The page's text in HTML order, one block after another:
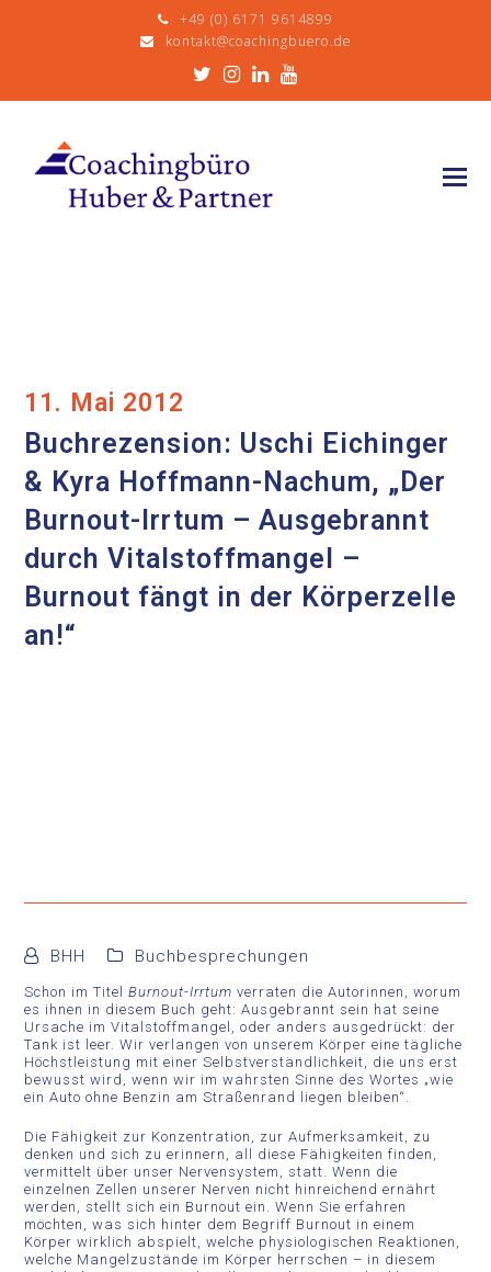
+49 (0) 6171 9614899
kontakt@coachingbuero.de
Twitter
Instagram
LinkedIn
11. Mai 2012
Buchrezension: Uschi Eichinger
& Kyra Hoffmann-Nachum, „Der
Burnout-Irrtum – Ausgebrannt
durch Vitalstoffmangel –
Burnout fängt in der Körperzelle
an!“
BHH Buchbesprechungen
Schon im TitelBurnout-Irrtum verraten die Autorinnen, worum
es ihnen in diesem Buch geht: Ausgebrannt sein hat seine
Ursache im Vitalstoffmangel, oder anders ausgedrückt: der
Tank ist leer. Wir verlangen von unserem Körper eine tägliche
Höchstleistung mit einer Selbstverständlichkeit, die uns erst
bewusst wird, wenn wir im wahrsten Sinne des Wortes „wie
ein Auto ohne Benzin am Straßenrand liegen bleiben“.
Die Fähigkeit zur Konzentration, zur Aufmerksamkeit, zu
denken und sich zu erinnern, all diese Fähigkeiten finden,
vermittelt über unser Nervensystem, statt. Wenn die
einzelnen Zellen unserer Nerven nicht hinreichend ernährt
werden, stellt sich ein Burnout ein. Wenn Sie erfahren
möchten, was sich hinter dem Begriff Burnout in einem
Körper wirklich abspielt, welche physiologischen Reaktionen,
welche Mangelzustände im Körper herrschen – in diesem